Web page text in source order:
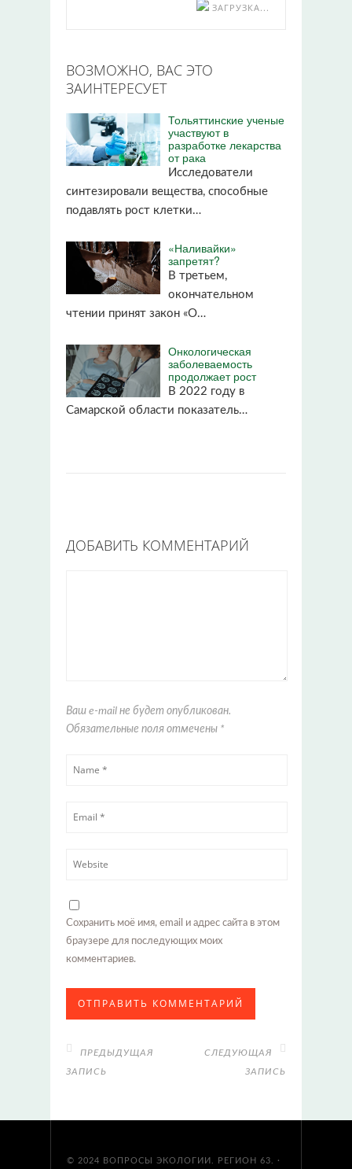
ЗАГРУЗКА...
ВОЗМОЖНО, ВАС ЭТО
ЗАИНТЕРЕСУЕТ
Тольяттинские ученые
участвуют в
разработке лекарства
от рака
Исследователи
синтезировали вещества, способные
подавлять рост клетки…
«Наливайки»
запретят?
В третьем,
окончательном
чтении принят закон «О…
Онкологическая
заболеваемость
продолжает рост
В 2022 году в
Самарской области показатель…
ДОБАВИТЬ КОММЕНТАРИЙ
Ваш e-mail не будет опубликован.
Обязательные поля отмечены *
Сохранить моё имя, email и адрес сайта в этом
браузере для последующих моих
комментариев.
ПРЕДЫДУЩАЯ
ЗАПИСЬ
СЛЕДУЮЩАЯ
ЗАПИСЬ
© 2024 ВОПРОСЫ ЭКОЛОГИИ. РЕГИОН 63. ·